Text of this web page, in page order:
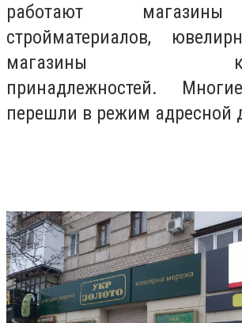
работают
стройматериалов,
магазины
принадлежностей.
перешли в режим адресной